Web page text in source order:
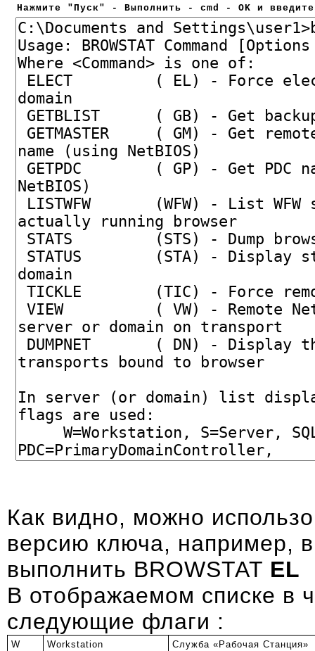
Нажмите "Пуск" - Выполнить - cmd - OK и введите
Как видно, можно
версию ключа, например,
выполнить BROWSTAT EL
В отображаемом списке в
следующие флаги :
W Workstation
Служба «Рабочая Станция»